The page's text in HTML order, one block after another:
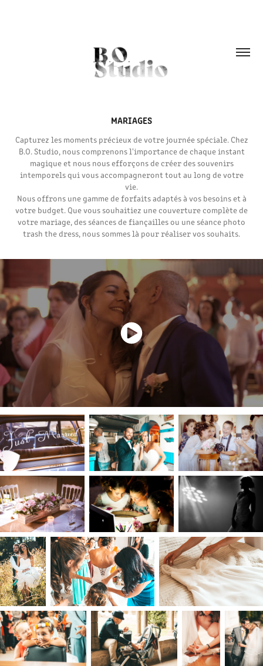
MARIAGES
Capturez les moments précieux de votre journée spéciale. Chez
B.O. Studio, nous comprenons l'importance de chaque instant
magique et nous nous efforçons de créer des souvenirs
intemporels qui vous accompagneront tout au long de votre
vie.
Nous offrons une gamme de forfaits adaptés à vos besoins et à
votre budget. Que vous souhaitiez une couverture complète de
votre mariage, des séances de fiançailles ou une séance photo
trash the dress, nous sommes là pour réaliser vos souhaits.